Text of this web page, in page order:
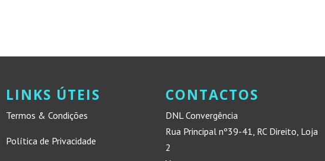
LINKS ÚTEIS
Termos & Condições
Política de Privacidade
CONTACTOS
DNL Convergência
Rua Principal nº39-41, RC Direito, Loja
2